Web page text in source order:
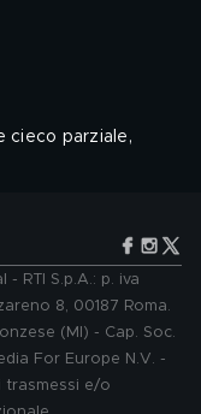
cieco parziale,
RTI S.p.A.: p. iva
8, 00187 Roma.
(MI) - Cap. Soc.
For Europe N.V. -
trasmessi e/o